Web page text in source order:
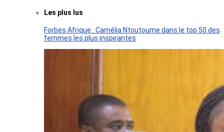
Les plus lus
Forbes Afrique : Camélia Ntoutoume dans le top 50 des
femmes les plus inspirantes